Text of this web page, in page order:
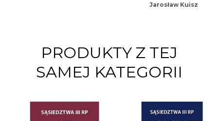
Jarosław Kuisz
PRODUKTY Z TEJ
SAMEJ KATEGORII